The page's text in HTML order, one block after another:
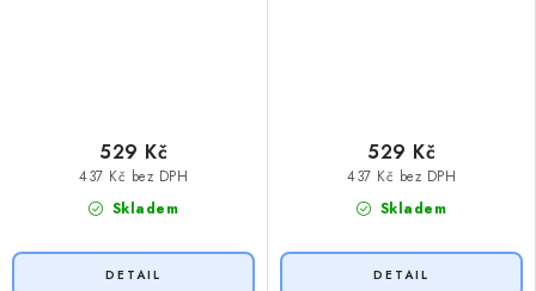
Skladem
437 Kč bez DPH
529 Kč
Skladem
437 Kč bez DPH
529 Kč